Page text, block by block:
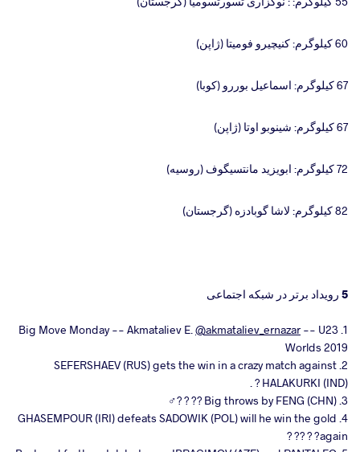
60 کیلوگرم: کنیچیرو فومیتا (ژاپن)
67 کیلوگرم: اسماعیل بوررو (کوبا)
67 کیلوگرم: شینوبو اوتا (ژاپن)
72 کیلوگرم: ابویزید مانتسیگوف (روسیه)
82 کیلوگرم: لاشا گوبادزه (گرجستان)
5 رویداد برتر در شبکه اجتماعی
1. Big Move Monday -- Akmataliev E.
@akmataliev_ernazar -- U23
Worlds 2019
2. SEFERSHAEV (RUS) gets the win in a crazy match against
HALAKURKI (IND) ? .
3. Big throws by FENG (CHN) ?? ? ?‍♂️
4. GHASEMPOUR (IRI) defeats SADOWIK (POL) will he win the gold
again? ? ?? ?